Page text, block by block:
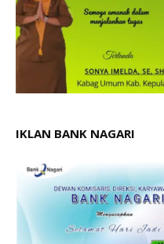
IKLAN BANK NAGARI